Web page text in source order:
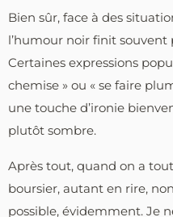
Bien sûr, face à des
l’humour noir finit
Certaines expressions
chemise » ou « se faire
une touche d’ironie
plutôt sombre.
Après tout, quand on a
boursier, autant en rire,
possible, évidemment. Je